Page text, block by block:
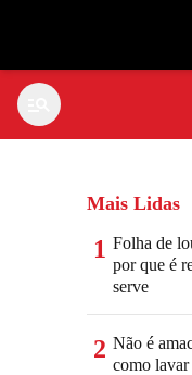
Mais Lidas
1 Folha de
por que é
serve
2 Não é
como lavar